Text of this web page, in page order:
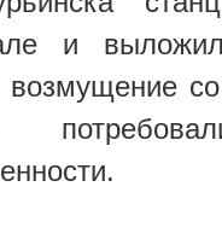
и
со